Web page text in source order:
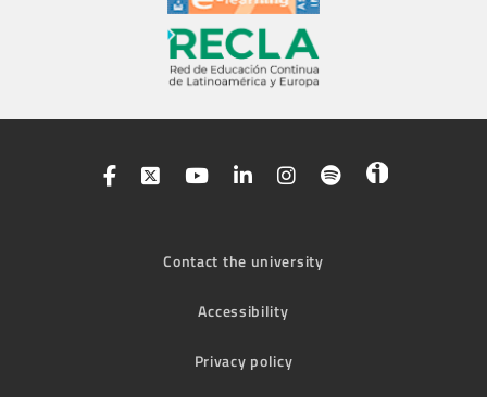
Contact the university
Accessibility
Privacy policy